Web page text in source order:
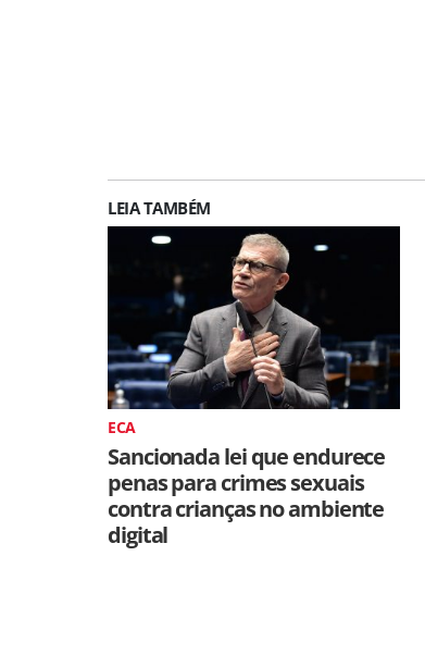
LEIA TAMBÉM
ECA
Sancionada lei que endurece
penas para crimes sexuais
contra crianças no ambiente
digital